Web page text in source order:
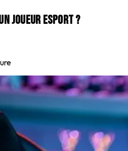
joueur esport ?